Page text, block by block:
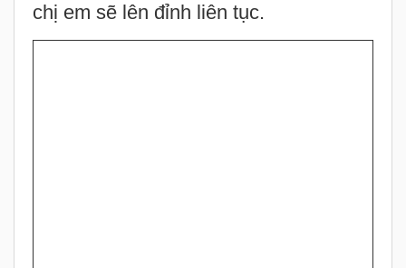
chị em sẽ lên đỉnh liên tục.